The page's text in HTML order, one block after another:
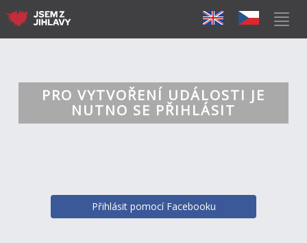
PRO VYTVOŘENÍ UDÁLOSTI JE
NUTNO SE PŘIHLÁSIT
Přihlásit pomocí Facebooku